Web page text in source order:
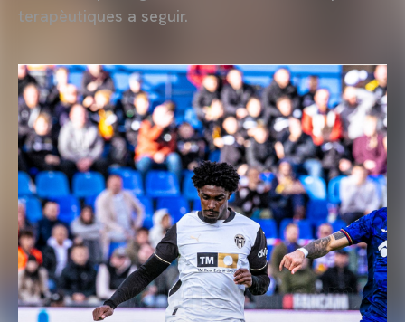
terapèutiques a seguir.